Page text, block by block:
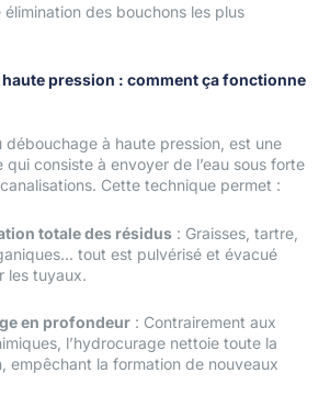
des bouchons les plus
haute pression : comment ça fonctionne
débouchage à haute pression, est une
qui consiste à envoyer de l’eau sous forte
Cette technique permet :
totale des résidus : Graisses, tartre,
tout est pulvérisé et évacué
les tuyaux.
en profondeur : Contrairement aux
l’hydrocurage nettoie toute la
empêchant la formation de nouveaux